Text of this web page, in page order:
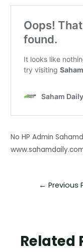
No HP Admin
← Previous
Related